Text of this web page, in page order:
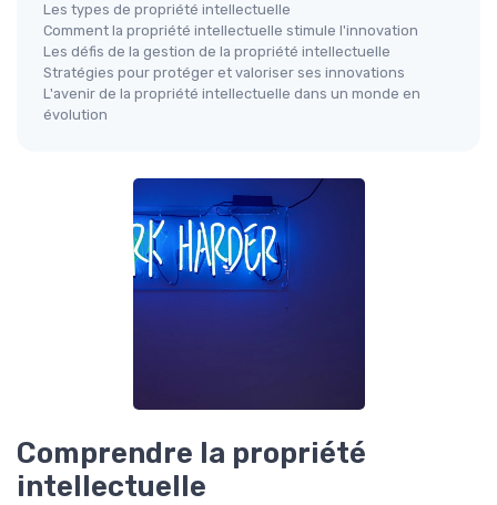
Les types de propriété intellectuelle
Comment la propriété intellectuelle stimule l'innovation
Les défis de la gestion de la propriété intellectuelle
Stratégies pour protéger et valoriser ses innovations
L'avenir de la propriété intellectuelle dans un monde en
évolution
Comprendre la propriété
intellectuelle